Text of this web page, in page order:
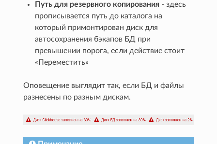
Путь для резервного копирования - здесь
прописывается путь до каталога на
который примонтирован диск для
автосохранения бэкапов БД при
превышении порога, если действие стоит
«Переместить»
Оповещение выглядит так, если БД и файлы
разнесены по разным дискам.